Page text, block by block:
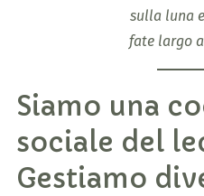
sulla luna
fate largo
Siamo una
sociale del
Gestiamo